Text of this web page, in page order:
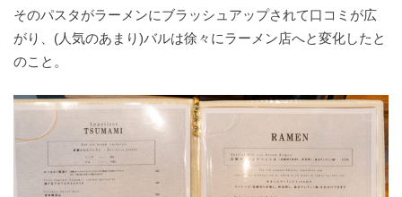
そのパスタがラーメンにブラッシュアップされて口コミが広
がり、(人気のあまり)バルは徐々にラーメン店へと変化したと
のこと。